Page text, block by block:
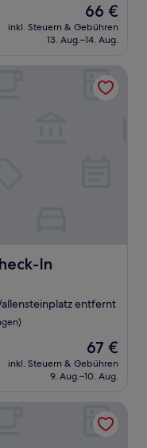
Der
Preis
beträgt
66 €
inkl. Steuern & Gebühren
13. Aug.–14. Aug.
In
entfernt
Der
Preis
beträgt
67 €
inkl. Steuern & Gebühren
9. Aug.–10. Aug.